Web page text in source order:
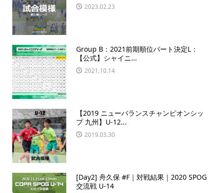
2023.02.23
Group B：2021前期順位パート決定L：
【公式】シャイニ...
2021.10.14
【2019 ニューバランスチャンピオンシッ
プ 九州】U-12...
2019.03.30
[Day2] 舟久保 #F｜対戦結果｜2020 SPOG
交流戦 U-14